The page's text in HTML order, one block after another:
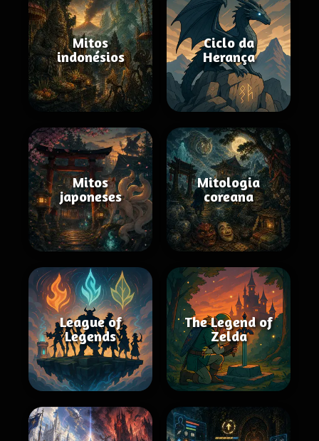
Mitos
indonésios
Ciclo da
Herança
Mitos
japoneses
Mitologia
coreana
League of
Legends
The Legend of
Zelda